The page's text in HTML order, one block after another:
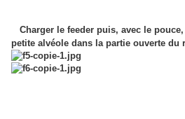
Charger le feeder puis, avec le
petite alvéole dans la partie ouverte du